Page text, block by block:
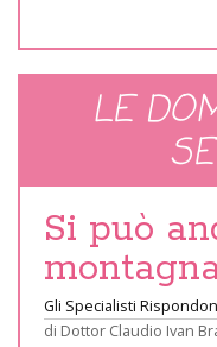
LE
Si può
Gli Specialisti
di Dottor Claudio Ivan